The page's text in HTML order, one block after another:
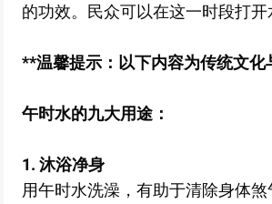
的功效。民众可以在这一时段打
**温馨提示：以下内容为传统文化
午时水的九大用途：
1. 沐浴净身
用午时水洗澡，有助于清除身体